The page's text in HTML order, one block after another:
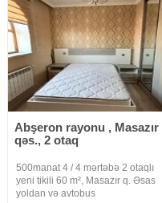
Abşeron rayonu , Masazır
qəs., 2 otaq
500manat 4 / 4 mərtəbə 2 otaqlı
yeni tikili 60 m², Masazır q. Əsas
yoldan və avtobus